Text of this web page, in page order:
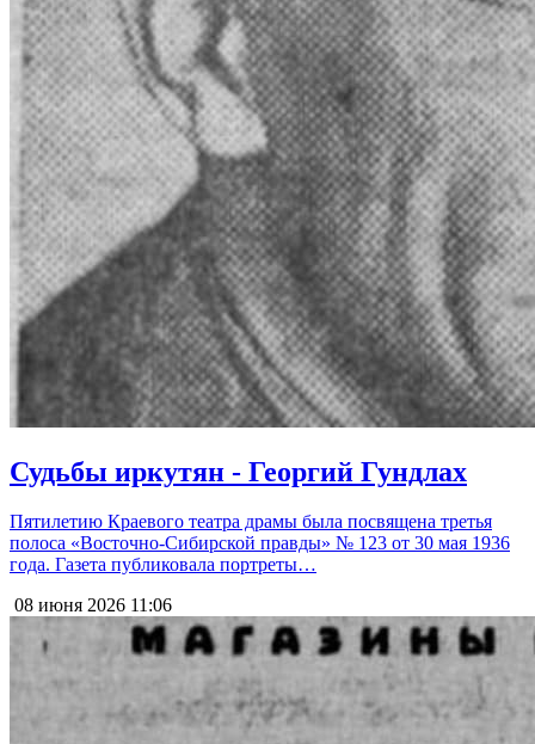
Судьбы иркутян - Георгий Гундлах
Пятилетию Краевого театра драмы была посвящена третья
полоса «Восточно-Сибирской правды» № 123 от 30 мая 1936
года. Газета публиковала портреты…
08 июня 2026 11:06